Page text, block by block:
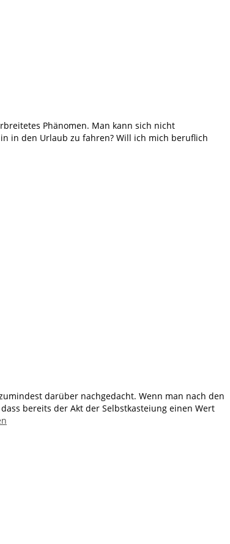
Phänomen. Man kann sich nicht
in den Urlaub zu fahren? Will ich mich beruflich
darüber nachgedacht. Wenn man nach den
bereits der Akt der Selbstkasteiung einen Wert